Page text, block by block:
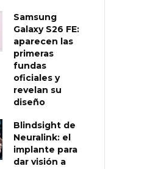
Samsung
Galaxy S26 FE:
aparecen las
primeras
fundas
oficiales y
revelan su
diseño
Blindsight de
Neuralink: el
implante para
dar visión a